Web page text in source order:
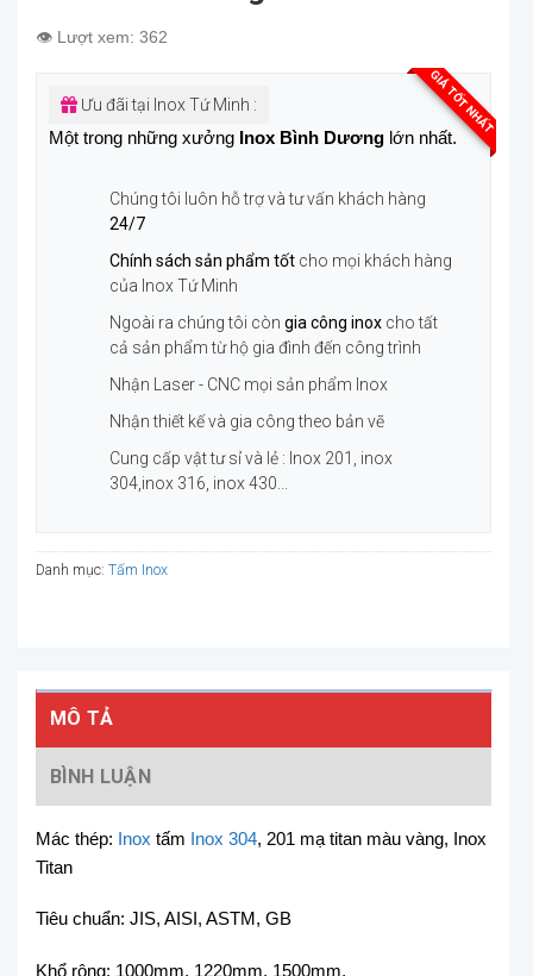
👁️ Lượt xem: 362
GIÁ TỐT NHẤT
Ưu đãi tại Inox Tứ Minh :
Một trong những xưởng Inox Bình Dương lớn nhất.
Chúng tôi luôn hỗ trợ và tư vấn khách hàng
24/7
Chính sách sản phẩm tốt cho mọi khách hàng
của Inox Tứ Minh
Ngoài ra chúng tôi còngia công inox cho tất
cả sản phẩm từ hộ gia đình đến công trình
Nhận Laser - CNC mọi sản phẩm Inox
Nhận thiết kế và gia công theo bản vẽ
Cung cấp vật tư sỉ và lẻ : Inox 201, inox
304,inox 316, inox 430...
Danh mục: Tấm Inox
MÔ TẢ
BÌNH LUẬN
Mác thép: Inox tấm Inox 304, 201 mạ titan màu vàng, Inox
Titan
Tiêu chuẩn: JIS, AISI, ASTM, GB
Khổ rộng: 1000mm, 1220mm, 1500mm,